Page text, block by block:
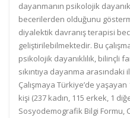
dayanmanın psikolojik
becerilerden olduğunu
diyalektik davranış terapisi
geliştirilebilmektedir. Bu
psikolojik dayanıklılık, bilinçli
sıkıntıya dayanma
Çalışmaya Türkiye’de yaşayan
kişi (237 kadın, 115 erkek, 1
Sosyodemografik Bilgi Formu,